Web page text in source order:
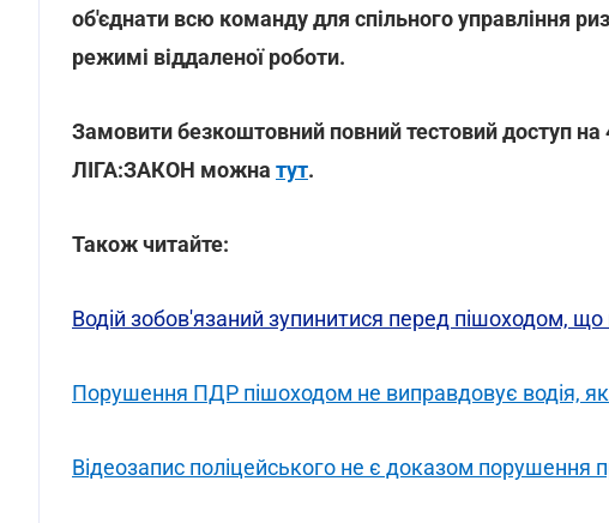
об'єднати всю команду для спільного управління
режимі віддаленої роботи.
Замовити безкоштовний повний тестовий доступ
ЛІГА:ЗАКОН можна тут.
Також читайте:
Водій зобов'язаний зупинитися перед пішоходом,
Порушення ПДР пішоходом не виправдовує водія,
Відеозапис поліцейського не є доказом порушення